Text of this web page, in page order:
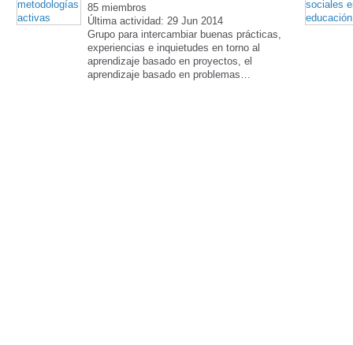
85 miembros
Última actividad: 29 Jun 2014
Grupo para intercambiar buenas prácticas,
experiencias e inquietudes en torno al
aprendizaje basado en proyectos, el
aprendizaje basado en problemas…